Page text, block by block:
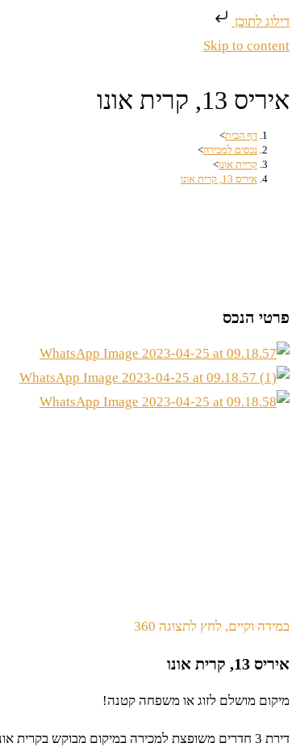
דילוג לתוכן
Skip to content
איריס 13, קרית אונו
דף הבית>
נכסים למכירה>
קריית אונו>
איריס 13, קרית אונו
פרטי הנכס
במידה וקיים, לחץ לתצוגה 360
איריס 13, קרית אונו
מיקום מושלם לזוג או משפחה קטנה!
דירת 3 חדרים משופצת למכירה במיקום מבוקש בקרית אונו.